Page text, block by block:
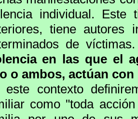
individual.
tiene autores
de
en las que el
o ambos, actúan
este contexto
como "toda